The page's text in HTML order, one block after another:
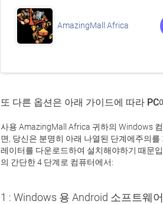
AmazingMall Africa
또 다른 옵션은 아래 가이드에 따라
사용 AmazingMall Africa 귀하의 Windows
면, 당신은 분명히 아래 나열된 단계에주의
레이터를 다운로드하여 설치해야하기 때문
의 간단한 4 단계로 컴퓨터에서:
1 : Windows 용 Android 소프트웨